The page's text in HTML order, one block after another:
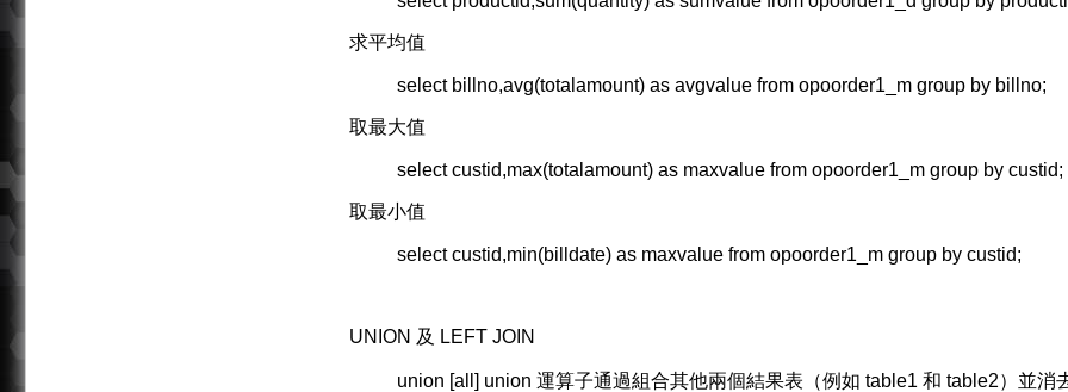
求平均值
select billno,avg(totalamount) as avgvalue from opoorder1_m group by billno;
取最大值
select custid,max(totalamount) as maxvalue from opoorder1_m group by custid;
取最小值
select custid,min(billdate) as maxvalue from opoorder1_m group by custid;
UNION 及 LEFT JOIN
union [all] union 運算子通過組合其他兩個結果表（例如 table1 和 table2）並